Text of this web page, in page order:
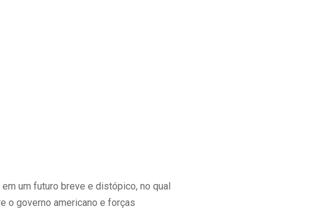
um futuro breve e distópico, no qual
o governo americano e forças